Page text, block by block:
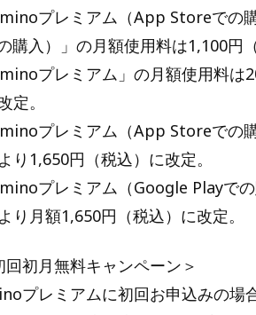
プレミアム（App Storeでの
購入）」の月額使用料は1,100円（
プレミアム」の月額使用料
定。
プレミアム（App Storeでの
り1,650円（税込）に改定。
プレミアム（Google Playで
り月額1,650円（税込）に改定。
初月無料キャンペーン＞
プレミアムに初回お申込みの場